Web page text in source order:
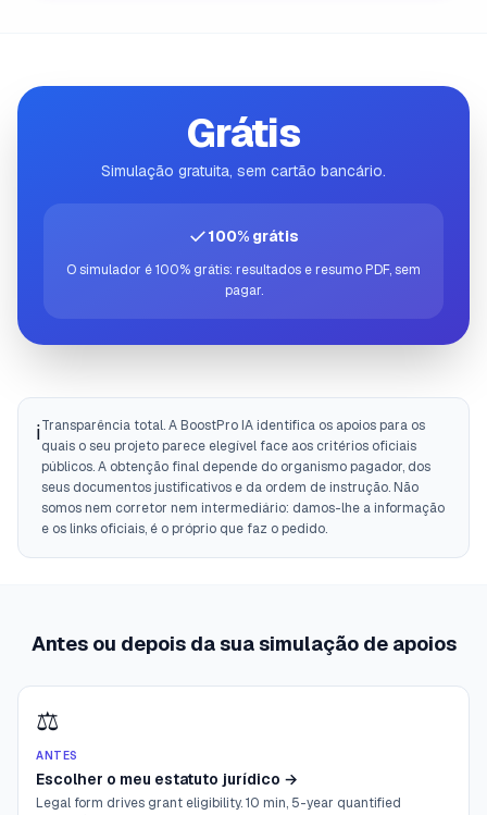
Grátis
Simulação gratuita, sem cartão bancário.
✓100% grátis
O simulador é 100% grátis: resultados e resumo PDF, sem
pagar.
ℹ️Transparência total. A BoostPro IA identifica os apoios para os
quais o seu projeto parece elegível face aos critérios oficiais
públicos. A obtenção final depende do organismo pagador, dos
seus documentos justificativos e da ordem de instrução. Não
somos nem corretor nem intermediário: damos-lhe a informação
e os links oficiais, é o próprio que faz o pedido.
Antes ou depois da sua simulação de apoios
⚖️
ANTES
Escolher o meu estatuto jurídico →
Legal form drives grant eligibility. 10 min, 5-year quantified